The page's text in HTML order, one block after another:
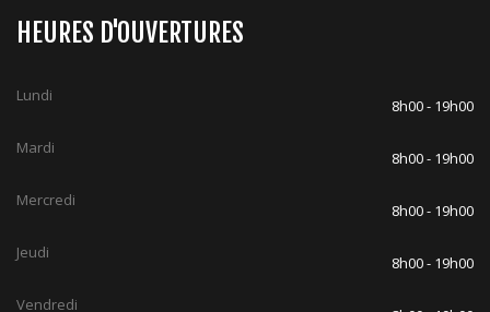
HEURES D'OUVERTURES
Lundi
8h00 - 19h00
Mardi
8h00 - 19h00
Mercredi
8h00 - 19h00
Jeudi
8h00 - 19h00
Vendredi